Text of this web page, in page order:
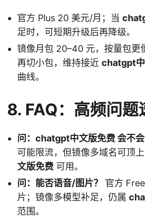
官方 Plus 20 美元/月；当
足时，可短期升级后再降级。
镜像月包 20–40 元，按量包更
再切小包，维持接近 chatgpt
曲线。
8. FAQ：高频问题
问：chatgpt中文版免费 会不会
可能限流，但镜像多域名可顶
文版免费 可用。
问：能否语音/图片？
官方
片；镜像多模型补足，仍属
范围。